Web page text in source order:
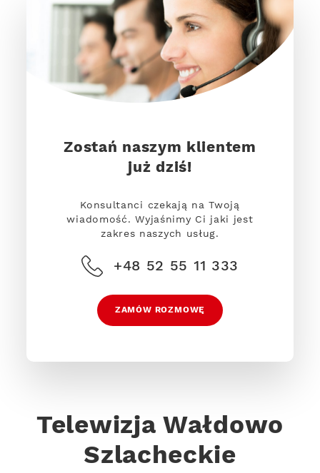
Zostań naszym klientem
już dziś!
Konsultanci czekają na Twoją
wiadomość. Wyjaśnimy Ci jaki jest
zakres naszych usług.
+48 52 55 11 333
ZAMÓW ROZMOWĘ
Telewizja Wałdowo
Szlacheckie